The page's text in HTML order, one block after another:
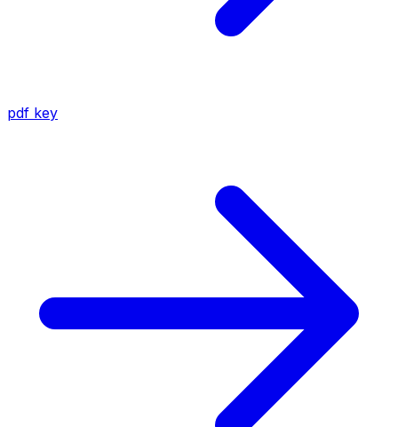
pdf key